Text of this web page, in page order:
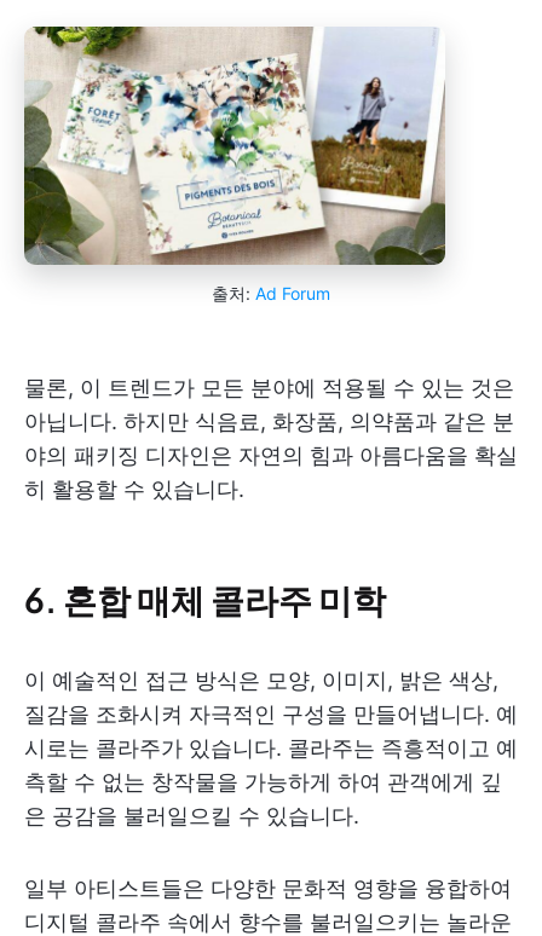
출처: Ad Forum
물론, 이 트렌드가 모든 분야에 적용될 수 있는 것은
아닙니다. 하지만 식음료, 화장품, 의약품과 같은 분
야의 패키징 디자인은 자연의 힘과 아름다움을 확실
히 활용할 수 있습니다.
6. 혼합 매체 콜라주 미학
이 예술적인 접근 방식은 모양, 이미지, 밝은 색상,
질감을 조화시켜 자극적인 구성을 만들어냅니다. 예
시로는 콜라주가 있습니다. 콜라주는 즉흥적이고 예
측할 수 없는 창작물을 가능하게 하여 관객에게 깊
은 공감을 불러일으킬 수 있습니다.
일부 아티스트들은 다양한 문화적 영향을 융합하여
디지털 콜라주 속에서 향수를 불러일으키는 놀라운